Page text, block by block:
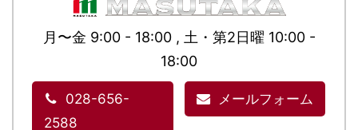
月〜金 9:00 - 18:00 , 土・第2日曜 10:00 -
18:00
028-656-
2588
メールフォーム